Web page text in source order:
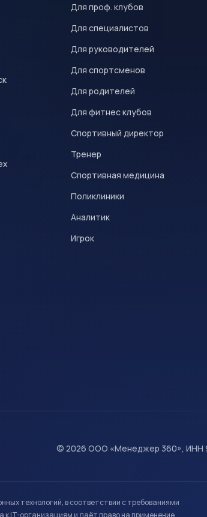
Для проф. клубов
Для специалистов
Для руководителей
Для спортсменов
Для родителей
Для фитнес клубов
Спортивный директор
Тренер
Спортивная медицина
Поликлиники
Аналитик
Игрок
© 2026 ООО «Менеджер 360», ИНН
технологий, в соответствии с требованиями
IT-организациям и даёт право на применение